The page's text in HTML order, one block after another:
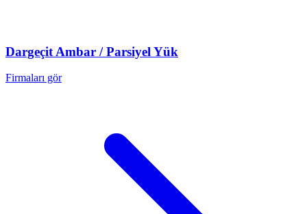
Dargeçit Ambar / Parsiyel Yük
Firmaları gör